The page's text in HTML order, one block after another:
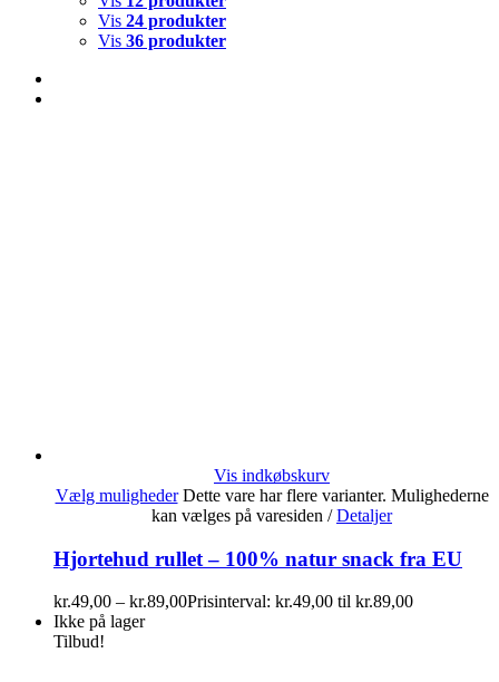
Vis 24 produkter
Vis 36 produkter
Vis indkøbskurv
Vælg muligheder Dette vare har flere varianter. Mulighederne
kan vælges på varesiden / Detaljer
Hjortehud rullet – 100% natur snack fra EU
kr.49,00 – kr.89,00Prisinterval: kr.49,00 til kr.89,00
Ikke på lager
Tilbud!